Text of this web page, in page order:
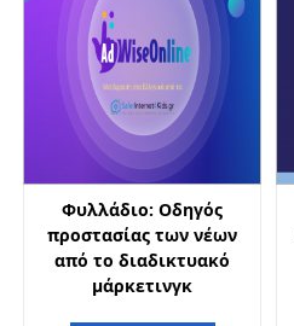
Φυλλάδιο: Οδηγός
προστασίας των νέων
από το διαδικτυακό
μάρκετινγκ